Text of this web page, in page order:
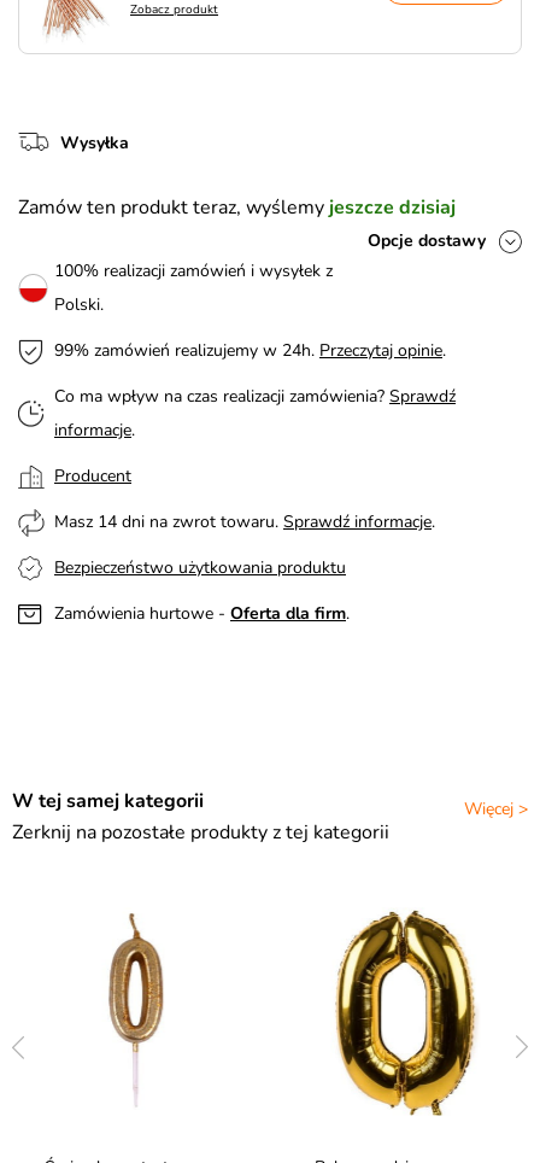
Zobacz produkt
Wysyłka
Zamów ten produkt teraz, wyślemy jeszcze dzisiaj
Opcje dostawy
100% realizacji zamówień i wysyłek z
Polski.
99% zamówień realizujemy w 24h. Przeczytaj opinie.
Co ma wpływ na czas realizacji zamówienia? Sprawdź
informacje.
Producent
Masz 14 dni na zwrot towaru. Sprawdź informacje.
Bezpieczeństwo użytkowania produktu
Zamówienia hurtowe - Oferta dla firm.
Więcej >
W tej samej kategorii
Zerknij na pozostałe produkty z tej kategorii